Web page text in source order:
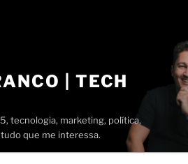
| TECH
tecnologia, marketing, política,
que me interessa.